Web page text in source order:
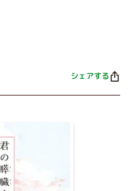
シェアする